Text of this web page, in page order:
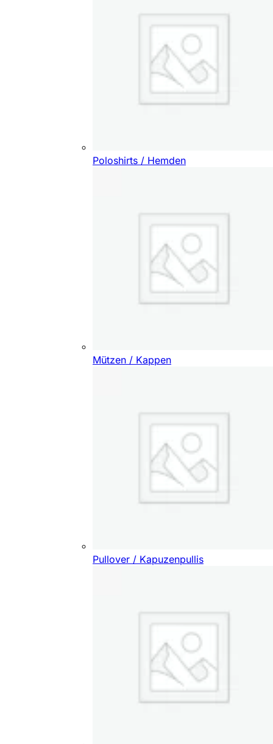
Poloshirts / Hemden
Mützen / Kappen
Pullover / Kapuzenpullis